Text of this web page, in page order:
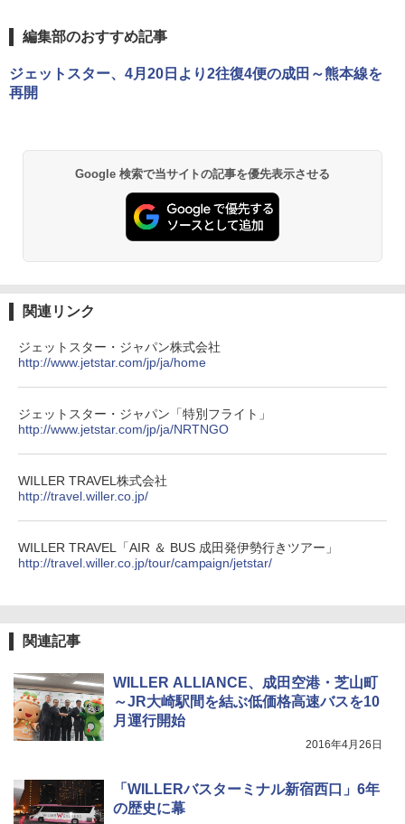
DEWEL パラソル 大型 ビーチ アウトドアパ
ラソル ガーデン サイトシート付 折りたたみ
防水 UVカット 4段階高さ調整 軽量 収納袋付
き
GRANDOOR ステンレス保冷剤 2個セット 2
026リニューアル 急速冷凍 空間倍増 衛生的
コンパクト 保冷力長持ち
￥2,980
【日本企業販売】超強力クマ対策スプレー 30
0ml（連続噴射30秒）110ml（連続噴射15
秒）射程5～10m 安全ロック搭載 携帯収納袋
付き ヒグマ・イノシシ対策 自治体・教育機
防災用品 長期保存可能 緊急時用 日本国内発
送
￥1,180
編集部のおすすめ記事
ジェットスター、4月20日より2往復4便の成田～熊本線を
再開
Google 検索で当サイトの記事を優先表示させる
関連リンク
ジェットスター・ジャパン株式会社
http://www.jetstar.com/jp/ja/home
ジェットスター・ジャパン「特別フライト」
http://www.jetstar.com/jp/ja/NRTNGO
WILLER TRAVEL株式会社
http://travel.willer.co.jp/
WILLER TRAVEL「AIR ＆ BUS 成田発伊勢行きツアー」
http://travel.willer.co.jp/tour/campaign/jetstar/
関連記事
WILLER ALLIANCE、成田空港・芝山町
～JR大崎駅間を結ぶ低価格高速バスを10
月運行開始
2016年4月26日
「WILLERバスターミナル新宿西口」6年
の歴史に幕